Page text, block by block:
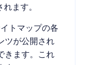
れます。
トマップの各
ツが公開され
きます。これ